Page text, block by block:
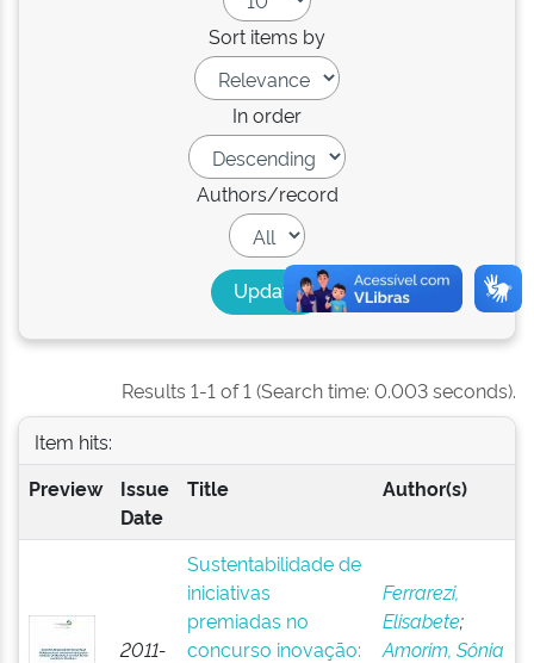
Sort items by
In order
Authors/record
Results 1-1 of 1 (Search time: 0.003 seconds).
Item hits:
Preview
Issue
Date
Title Author(s)
2011-
Sustentabilidade de
iniciativas
premiadas no
concurso inovação:
Ferrarezi,
Elisabete;
Amorim, Sônia